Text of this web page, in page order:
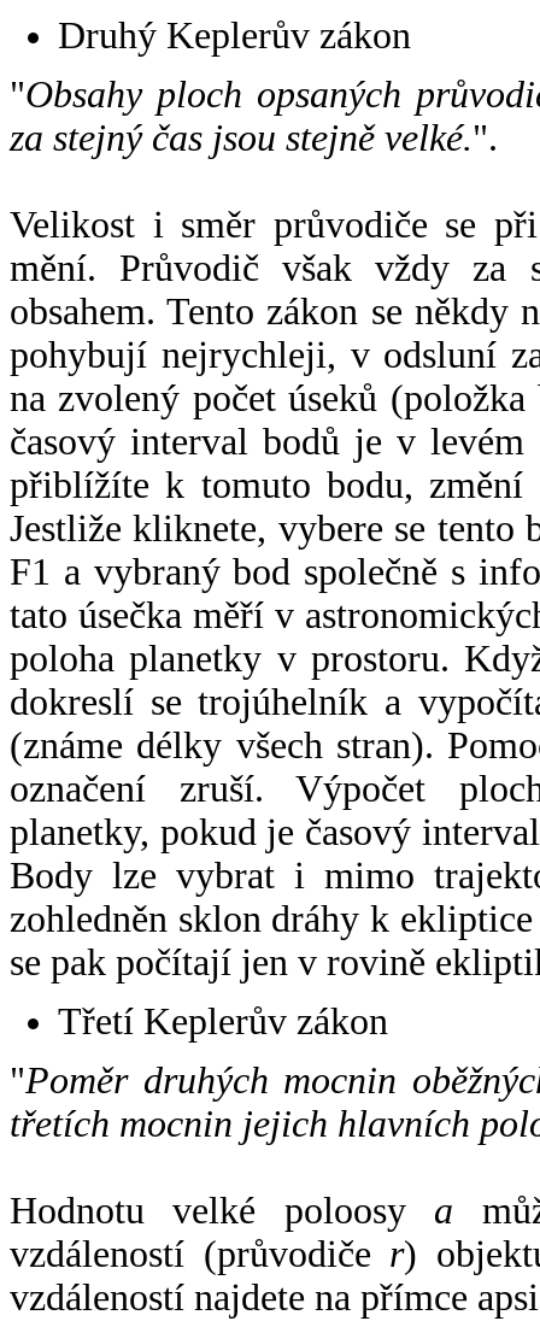
Druhý Keplerův zákon
"Obsahy ploch opsaných
za stejný čas jsou stejně velké.".
Velikost i směr průvodiče se
mění. Průvodič však vždy za
obsahem. Tento zákon se někdy
pohybují nejrychleji, v odsluní
na zvolený počet úseků
časový interval bodů je v
přiblížíte k tomuto bodu,
Jestliže kliknete, vybere se tento
F1 a vybraný bod společně s
tato úsečka měří v
poloha planetky v prostoru.
dokreslí se trojúhelník a
(známe délky všech stran).
označení zruší. Výpočet
planetky, pokud je časový
Body lze vybrat i mimo
zohledněn sklon dráhy k
se pak počítají jen v rovině
Třetí Keplerův zákon
"Poměr druhých mocnin
třetích mocnin jejich hlavních
Hodnotu velké poloosy a
vzdáleností (průvodiče r)
vzdáleností najdete na přímce